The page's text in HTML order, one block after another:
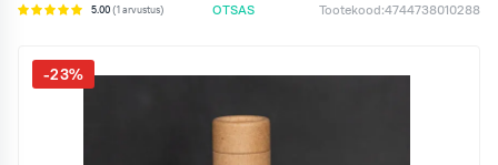
5.00(1 arvustus) OTSAS Tootekood:4744738010288
-23%